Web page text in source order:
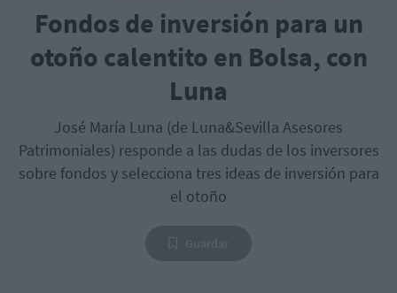
Fondos de inversión para un
otoño calentito en Bolsa, con
Luna
José María Luna (de Luna&Sevilla Asesores
Patrimoniales) responde a las dudas de los inversores
sobre fondos y selecciona tres ideas de inversión para
el otoño